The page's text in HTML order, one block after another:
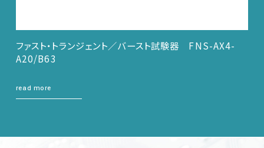
ファスト・トランジェント／バースト試験器 FNS-AX4-
A20/B63
read more